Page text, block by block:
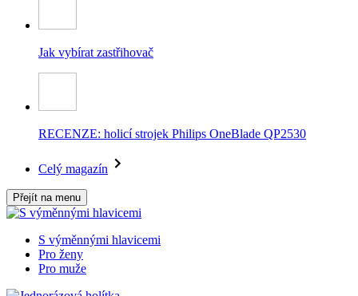
Jak vybírat zastřihovač
RECENZE: holicí strojek Philips OneBlade QP2530
Celý magazín
Přejít na menu
S výměnnými hlavicemi
Pro ženy
Pro muže